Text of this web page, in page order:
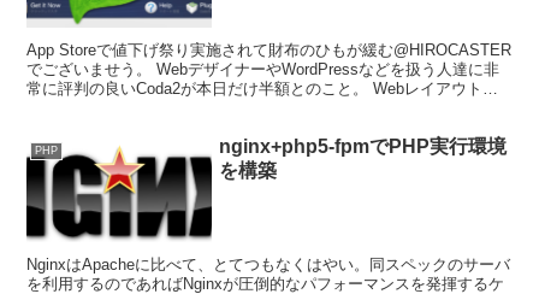
App Storeで値下げ祭り実施されて財布のひもが緩む@HIROCASTER
でございませう。 WebデザイナーやWordPressなどを扱う人達に非
常に評判の良いCoda2が本日だけ半額とのこと。 Webレイアウトデ
PHP
nginx+php5-fpmでPHP実行環境
を構築
NginxはApacheに比べて、とてつもなくはやい。同スペックのサーバ
を利用するのであればNginxが圧倒的なパフォーマンスを発揮するケ